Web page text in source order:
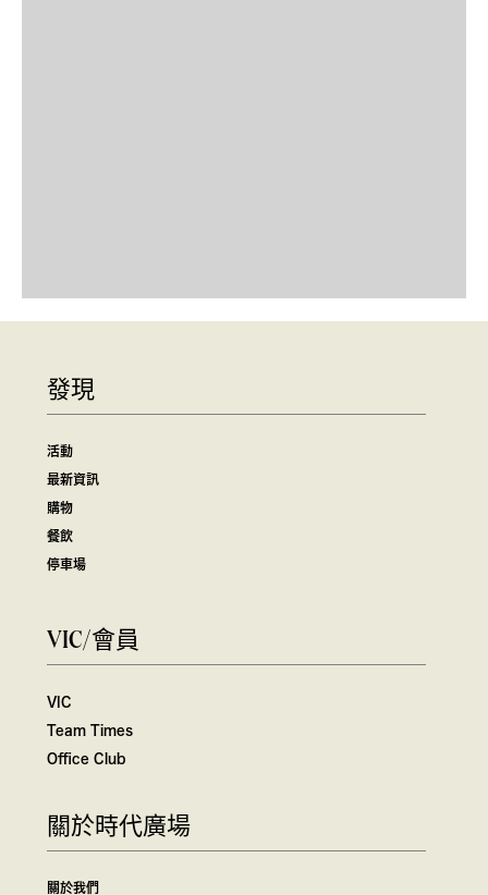
發現
活動
最新資訊
購物
餐飲
停車場
VIC/會員
VIC
Team Times
Office Club
關於時代廣場
關於我們